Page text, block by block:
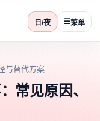
日/夜 ☰菜单
与替代方案
常见原因、